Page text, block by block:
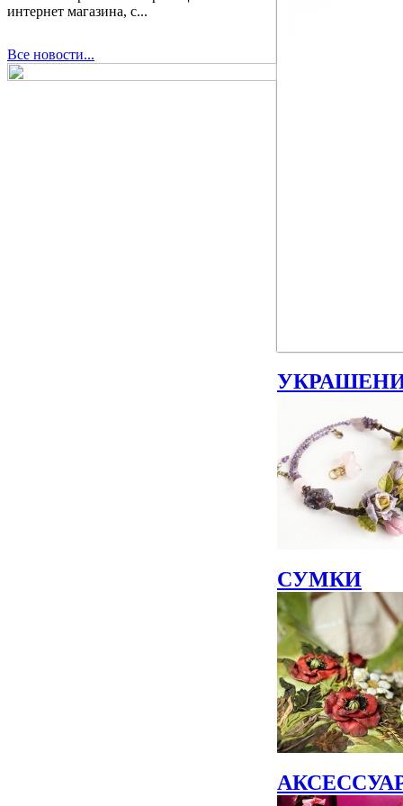
интернет магазина, с...
Все новости...
СУМКИ